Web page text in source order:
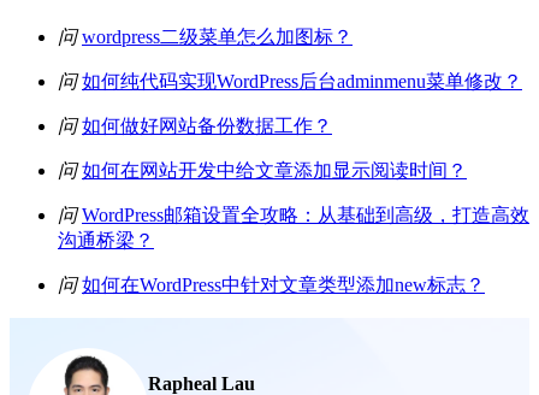
问 wordpress二级菜单怎么加图标？
问 如何纯代码实现WordPress后台adminmenu菜单修改？
问 如何做好网站备份数据工作？
问 如何在网站开发中给文章添加显示阅读时间？
问 WordPress邮箱设置全攻略：从基础到高级，打造高效
沟通桥梁？
问 如何在WordPress中针对文章类型添加new标志？
Rapheal Lau